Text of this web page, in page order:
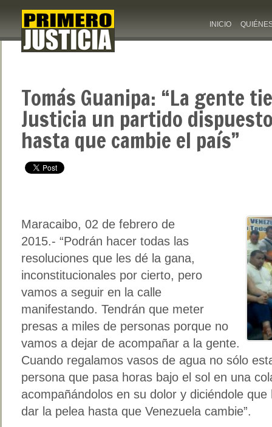
INICIO
Tomás Guanipa: “La gente
Justicia un partido
hasta que cambie el país”
Maracaibo, 02 de febrero de
2015.- “Podrán hacer todas las
resoluciones que les dé la gana,
inconstitucionales por cierto, pero
vamos a seguir en la calle
manifestando. Tendrán que meter
presas a miles de personas porque no
vamos a dejar de acompañar a la gente.
Cuando regalamos vasos de agua no sólo
persona que pasa horas bajo el sol en una
acompañándolos en su dolor y diciéndole
dar la pelea hasta que Venezuela cambie”.